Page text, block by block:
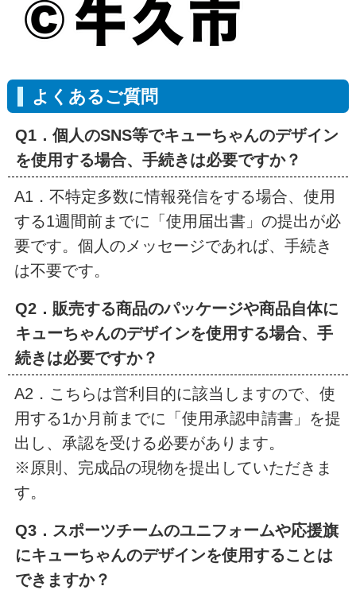
よくあるご質問
Q1．個人のSNS等でキューちゃんのデザイン
を使用する場合、手続きは必要ですか？
A1．不特定多数に情報発信をする場合、使用
する1週間前までに「使用届出書」の提出が必
要です。個人のメッセージであれば、手続き
は不要です。
Q2．販売する商品のパッケージや商品自体に
キューちゃんのデザインを使用する場合、手
続きは必要ですか？
A2．こちらは営利目的に該当しますので、使
用する1か月前までに「使用承認申請書」を提
出し、承認を受ける必要があります。
※原則、完成品の現物を提出していただきま
す。
Q3．スポーツチームのユニフォームや応援旗
にキューちゃんのデザインを使用することは
できますか？